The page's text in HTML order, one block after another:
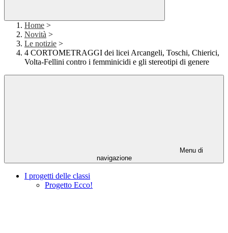
Home >
Novità >
Le notizie >
4 CORTOMETRAGGI dei licei Arcangeli, Toschi, Chierici,
Volta-Fellini contro i femminicidi e gli stereotipi di genere
Menu di
navigazione
I progetti delle classi
Progetto Ecco!